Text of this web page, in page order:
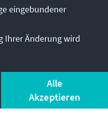
Datenschutz
Barriere melden
Stiftung e.V. 2026
eingebundener
Ihrer Änderung wird
Alle
Akzeptieren